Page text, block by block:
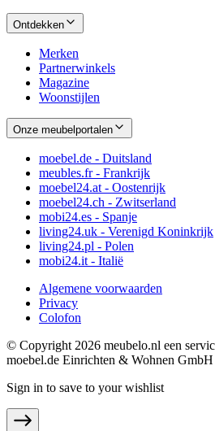
Ontdekken
Merken
Partnerwinkels
Magazine
Woonstijlen
Onze meubelportalen
moebel.de - Duitsland
meubles.fr - Frankrijk
moebel24.at - Oostenrijk
moebel24.ch - Zwitserland
mobi24.es - Spanje
living24.uk - Verenigd Koninkrijk
living24.pl - Polen
mobi24.it - Italië
Algemene voorwaarden
Privacy
Colofon
© Copyright 2026 meubelo.nl een
moebel.de Einrichten & Wohnen GmbH
Sign in to save to your wishlist